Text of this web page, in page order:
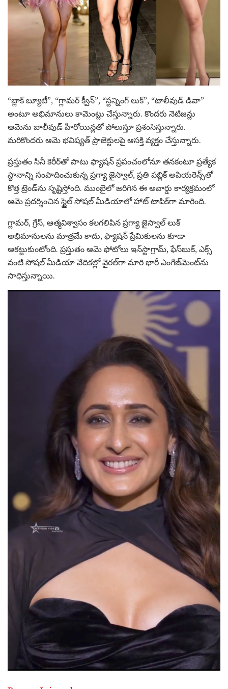
“బ్లాక్ బ్యూటీ”, “గ్లామర్ క్వీన్”, “స్టన్నింగ్ లుక్”, “టాలీవుడ్ డివా”
అంటూ అభిమానులు కామెంట్లు చేస్తున్నారు. కొందరు నెటిజన్లు
ఆమెను బాలీవుడ్ హీరోయిన్లతో పోలుస్తూ ప్రశంసిస్తున్నారు.
మరికొందరు ఆమె భవిష్యత్ ప్రాజెక్టులపై ఆసక్తి వ్యక్తం చేస్తున్నారు.
ప్రస్తుతం సినీ కెరీర్‌తో పాటు ఫ్యాషన్ ప్రపంచంలోనూ తనకంటూ ప్రత్యేక
స్థానాన్ని సంపాదించుకున్న ప్రగ్యా జైస్వాల్, ప్రతి పబ్లిక్ అపియరెన్స్‌తో
కొత్త ట్రెండ్‌ను సృష్టిస్తోంది. ముంబైలో జరిగిన ఈ అవార్డు కార్యక్రమంలో
ఆమె ప్రదర్శించిన స్టైల్ సోషల్ మీడియాలో హాట్ టాపిక్‌గా మారింది.
గ్లామర్, గ్రేస్, ఆత్మవిశ్వాసం కలగలిపిన ప్రగ్యా జైస్వాల్ లుక్
అభిమానులను మాత్రమే కాదు, ఫ్యాషన్ ప్రేమికులను కూడా
ఆకట్టుకుంటోంది. ప్రస్తుతం ఆమె ఫోటోలు ఇన్‌స్టాగ్రామ్, ఫేస్‌బుక్, ఎక్స్
వంటి సోషల్ మీడియా వేదికల్లో వైరల్‌గా మారి భారీ ఎంగేజ్‌మెంట్‌ను
సాధిస్తున్నాయి.